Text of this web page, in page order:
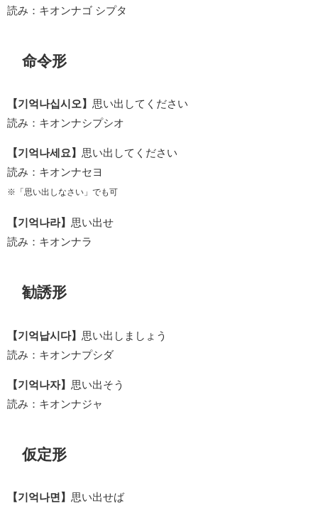
読み：キオンナゴ シプタ
命令形
【기억나십시오】 思い出してください
読み：キオンナシプシオ
【기억나세요】 思い出してください
読み：キオンナセヨ
※「思い出しなさい」でも可
【기억나라】 思い出せ
読み：キオンナラ
勧誘形
【기억납시다】 思い出しましょう
読み：キオンナプシダ
【기억나자】 思い出そう
読み：キオンナジャ
仮定形
【기억나면】 思い出せば